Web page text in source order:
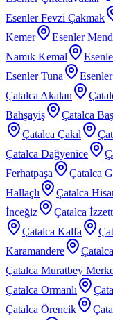
Esenler Fevzi Çakmak
Kemer
Esenler
Namık Kemal
Esenler Tuna
Çatalca Akalan
Bahşayiş
Çatalca
Çatalca Çakıl
Çatalca Dağyenice
Ferhatpaşa
Çatalca
Hallaçlı
Çatalca
İnceğiz
Çatalca
Çatalca Kalfa
Karamandere
Çatalca Muratbey
Çatalca Ormanlı
Çatalca Örencik